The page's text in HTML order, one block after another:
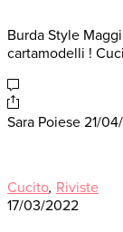
Burda Style
cartamodelli !
Sara Poiese 21/
Cucito, Riviste
17/03/2022